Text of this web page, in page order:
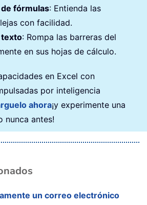
fórmulas: Entienda las
con facilidad.
texto: Rompa las barreras del
en sus hojas de cálculo.
en Excel con
por inteligencia
ahora¡y experimente una
nunca antes!
un correo electrónico